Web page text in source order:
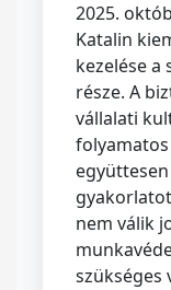
2025.
Katalin
kezelése a
része. A
vállalati
nem válik
szükséges